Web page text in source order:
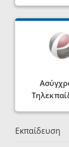
Εκπαίδευση